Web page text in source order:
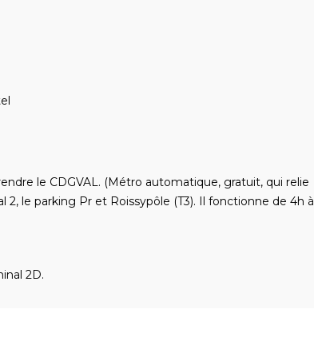
le CDGVAL. (Métro automatique, gratuit, qui relie
2, le parking Pr et Roissypôle (T3). Il fonctionne de 4h à
2D.